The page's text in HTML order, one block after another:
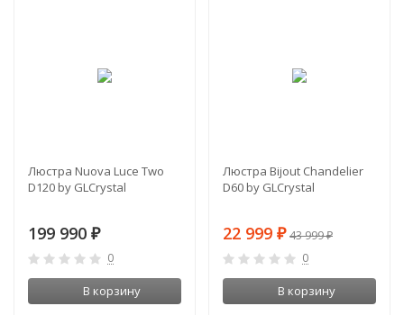
Люстра Nuova Luce Two
D120 by GLCrystal
199 990 ₽
0
В корзину
Люстра Bijout Chandelier
D60 by GLCrystal
22 999 ₽ 43 999₽
0
В корзину